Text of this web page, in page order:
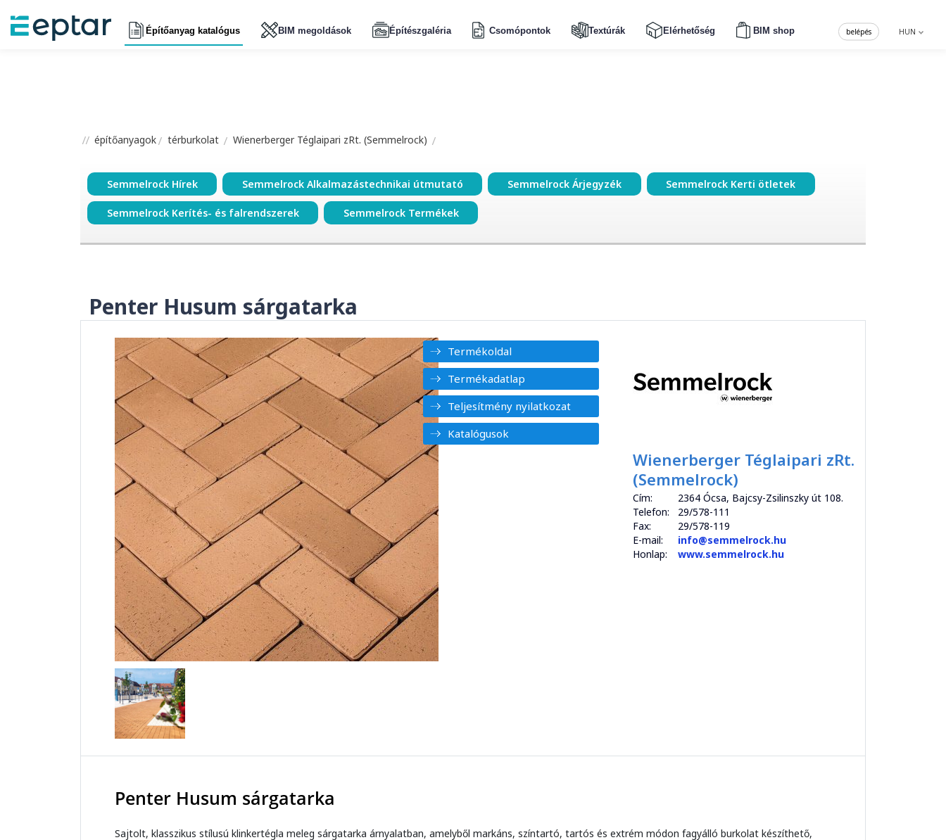
Építőanyag katalógus BIM megoldások Építészgaléria Csomópontok Textúrák Elérhetőség BIM shop HUN
belépés
építőanyagok térburkolat Wienerberger Téglaipari zRt. (Semmelrock)
Semmelrock Hírek Semmelrock Alkalmazástechnikai útmutató Semmelrock Árjegyzék Semmelrock Kerti ötletek
Semmelrock Kerítés- és falrendszerek Semmelrock Termékek
Penter Husum sárgatarka
Termékoldal
Termékadatlap
Teljesítmény nyilatkozat
Katalógusok
Wienerberger Téglaipari zRt.
(Semmelrock)
Cím:
2364 Ócsa, Bajcsy-Zsilinszky út 108.
Telefon:
29/578-111
Fax:
29/578-119
E-mail:
info@semmelrock.hu
Honlap:
www.semmelrock.hu
Penter Husum sárgatarka
Sajtolt, klasszikus stílusú klinkertégla meleg sárgatarka árnyalatban, amelyből markáns, színtartó, tartós és extrém módon fagyálló burkolat készíthető,